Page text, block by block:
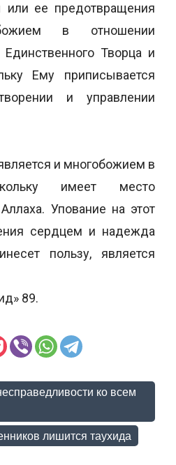
ее предотвращения
в отношении
Единственного Творца и
Ему приписывается
и управлении
и многобожием в
имеет место
Упование на этот
сердцем и надежда
пользу, является
89.
ко всем
лишится таухида